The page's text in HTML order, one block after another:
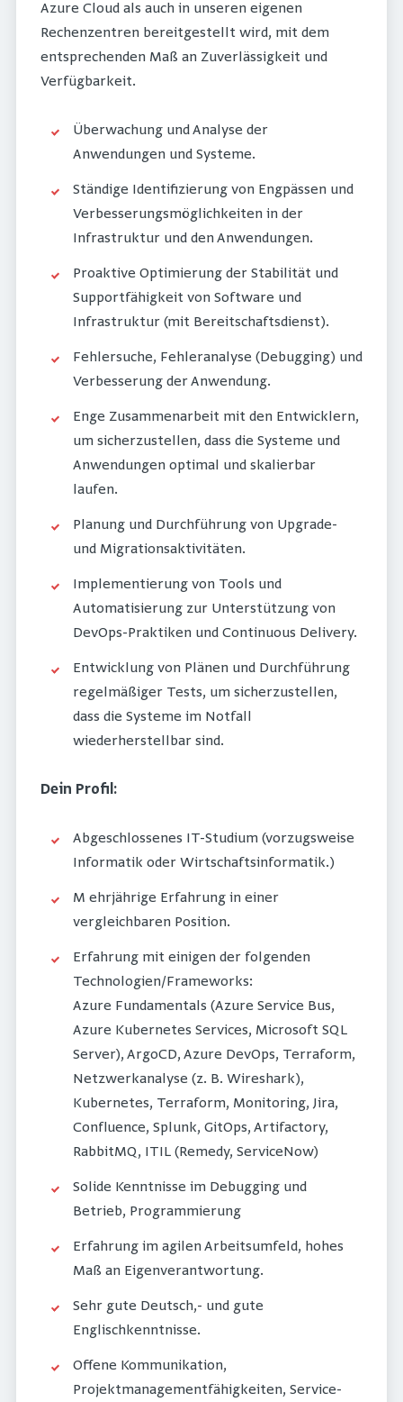
Azure Cloud als auch in unseren eigenen
Rechenzentren bereitgestellt wird, mit dem
entsprechenden Maß an Zuverlässigkeit und
Verfügbarkeit.
Überwachung und Analyse der
Anwendungen und Systeme.
Ständige Identifizierung von Engpässen und
Verbesserungsmöglichkeiten in der
Infrastruktur und den Anwendungen.
Proaktive Optimierung der Stabilität und
Supportfähigkeit von Software und
Infrastruktur (mit Bereitschaftsdienst).
Fehlersuche, Fehleranalyse (Debugging) und
Verbesserung der Anwendung.
Enge Zusammenarbeit mit den Entwicklern,
um sicherzustellen, dass die Systeme und
Anwendungen optimal und skalierbar
laufen.
Planung und Durchführung von Upgrade-
und Migrationsaktivitäten.
Implementierung von Tools und
Automatisierung zur Unterstützung von
DevOps-Praktiken und Continuous Delivery.
Entwicklung von Plänen und Durchführung
regelmäßiger Tests, um sicherzustellen,
dass die Systeme im Notfall
wiederherstellbar sind.
Dein Profil:
Abgeschlossenes IT-Studium (vorzugsweise
Informatik oder Wirtschaftsinformatik.)
M ehrjährige Erfahrung in einer
vergleichbaren Position.
Erfahrung mit einigen der folgenden
Technologien/Frameworks:
Azure Fundamentals (Azure Service Bus,
Azure Kubernetes Services, Microsoft SQL
Server), ArgoCD, Azure DevOps, Terraform,
Netzwerkanalyse (z. B. Wireshark),
Kubernetes, Terraform, Monitoring, Jira,
Confluence, Splunk, GitOps, Artifactory,
RabbitMQ, ITIL (Remedy, ServiceNow)
Solide Kenntnisse im Debugging und
Betrieb, Programmierung
Erfahrung im agilen Arbeitsumfeld, hohes
Maß an Eigenverantwortung.
Sehr gute Deutsch,- und gute
Englischkenntnisse.
Offene Kommunikation,
Projektmanagementfähigkeiten, Service-